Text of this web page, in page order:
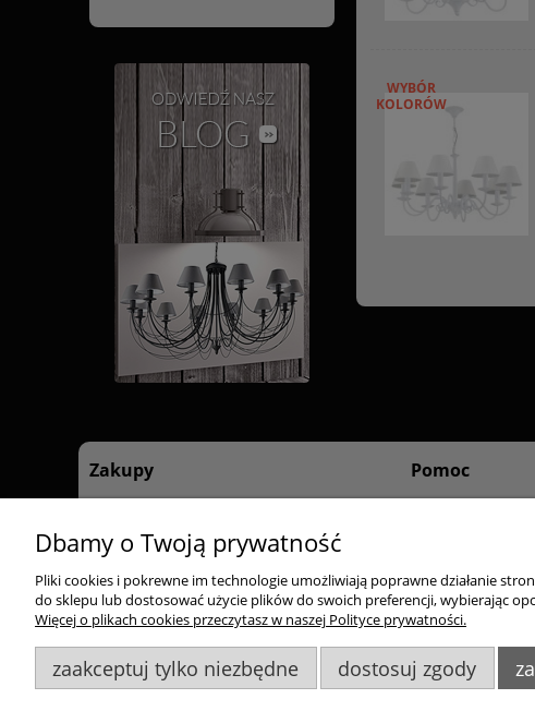
WYBÓR
KOLORÓW
Zakupy
Formy płatności
Reklamacje i zwroty
Odstąp od umowy tutaj
Pomoc
Goldsun S.C. , ul. Kukuczki 20/24, 42-224 Częstochowa,609484395 ,
Wszelkie Prawa Zastrzeżone. ©Goldsun2011-2023
Dbamy o Twoją prywatność
Pliki cookies i pokrewne im technologie umożliwiają poprawne działanie
do sklepu lub dostosować użycie plików do swoich preferencji, wybierając
Więcej o plikach cookies przeczytasz w naszej Polityce prywatności.
zaakceptuj tylko niezbędne dostosuj zgody